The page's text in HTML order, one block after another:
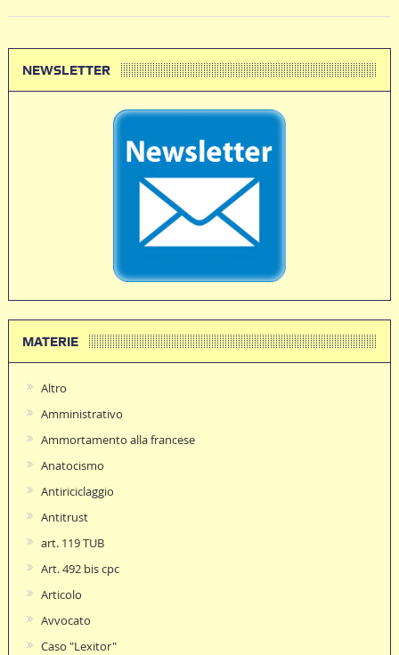
NEWSLETTER
MATERIE
Altro
Amministrativo
Ammortamento alla francese
Anatocismo
Antiriciclaggio
Antitrust
art. 119 TUB
Art. 492 bis cpc
Articolo
Avvocato
Caso "Lexitor"